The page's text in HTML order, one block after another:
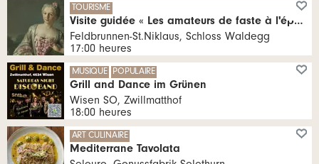
TOURISME
Visite guidée « Les amateurs de faste à l'époque baroque »
Feldbrunnen-St.Niklaus, Schloss Waldegg
17:00 heures
MUSIQUE POPULAIRE
Grill and Dance im Grünen
Wisen SO, Zwillmatthof
18:00 heures
ART CULINAIRE
Mediterrane Tavolata